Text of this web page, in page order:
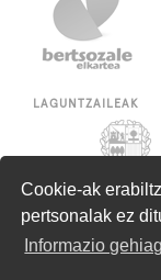
Cookie-ak
pertsonalak ez
Informazio
LAGUNTZAILEAK